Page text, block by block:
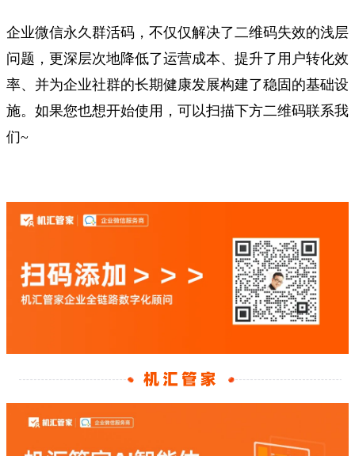
企业微信永久群活码，不仅仅解决了二维码失效的浅层
问题，更深层次地降低了运营成本、提升了用户转化效
率、并为企业社群的长期健康发展构建了稳固的基础设
施。如果您也想开始使用，可以扫描下方二维码联系我
们~